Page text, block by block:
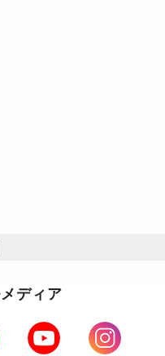
ディア